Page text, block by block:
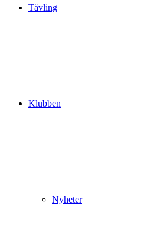
Tävling
Klubben
Nyheter